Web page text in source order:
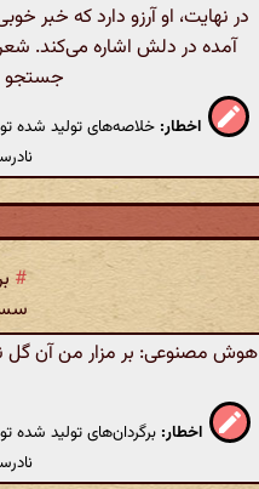
در نهایت، او آرزو دارد که خبر
آمده در دلش اشاره می‌کند. شعر
جستجو
اخطار: خلاصه‌های تولید شده
#
هوش مصنوعی: بر مزار من آن گل
اخطار: برگردان‌های تولید شده